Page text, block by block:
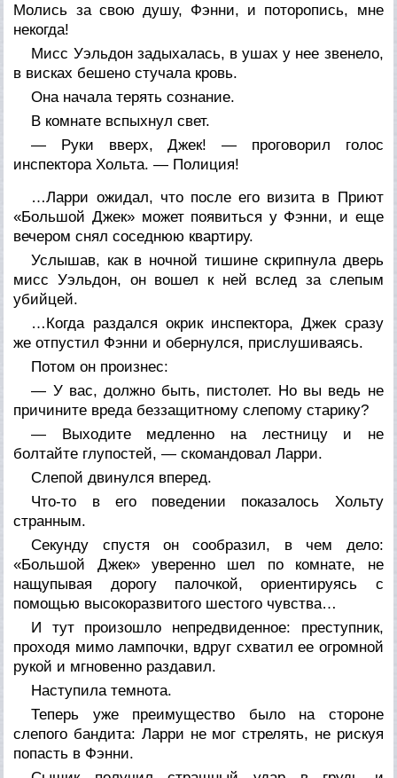
Молись за свою душу, Фэнни, и поторопись, мне
некогда!
Мисс Уэльдон задыхалась, в ушах у нее звенело,
в висках бешено стучала кровь.
Она начала терять сознание.
В комнате вспыхнул свет.
— Руки вверх, Джек! — проговорил голос
инспектора Хольта. — Полиция!
…Ларри ожидал, что после его визита в Приют
«Большой Джек» может появиться у Фэнни, и еще
вечером снял соседнюю квартиру.
Услышав, как в ночной тишине скрипнула дверь
мисс Уэльдон, он вошел к ней вслед за слепым
убийцей.
…Когда раздался окрик инспектора, Джек сразу
же отпустил Фэнни и обернулся, прислушиваясь.
Потом он произнес:
— У вас, должно быть, пистолет. Но вы ведь не
причините вреда беззащитному слепому старику?
— Выходите медленно на лестницу и не
болтайте глупостей, — скомандовал Ларри.
Слепой двинулся вперед.
Что-то в его поведении показалось Хольту
странным.
Секунду спустя он сообразил, в чем дело:
«Большой Джек» уверенно шел по комнате, не
нащупывая дорогу палочкой, ориентируясь с
помощью высокоразвитого шестого чувства…
И тут произошло непредвиденное: преступник,
проходя мимо лампочки, вдруг схватил ее огромной
рукой и мгновенно раздавил.
Наступила темнота.
Теперь уже преимущество было на стороне
слепого бандита: Ларри не мог стрелять, не рискуя
попасть в Фэнни.